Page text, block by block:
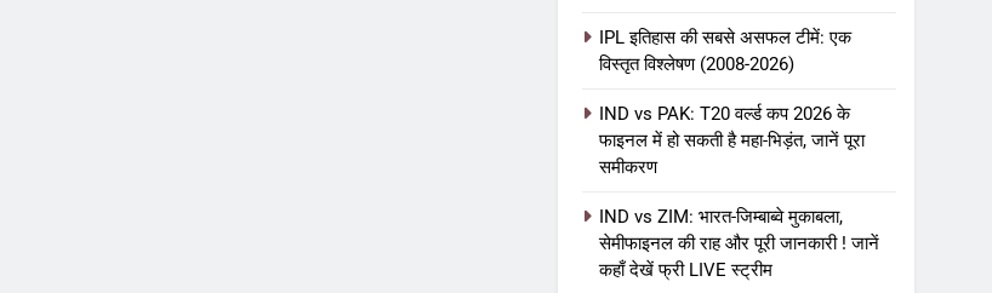
IPL इतिहास की सबसे असफल टीमें: एक
विस्तृत विश्लेषण (2008-2026)
IND vs PAK: T20 वर्ल्ड कप 2026 के
फाइनल में हो सकती है महा-भिड़ंत, जानें पूरा
समीकरण
IND vs ZIM: भारत-जिम्बाब्वे मुकाबला,
सेमीफाइनल की राह और पूरी जानकारी ! जानें
कहाँ देखें फ्री LIVE स्ट्रीम
IPL Net Worth 2026: 18.5 अरब
डॉलर के क्रिकेट साम्राज्य का पूरा
विश्लेषण
आईपीएल 2026
IPL टीम के मालिक: फ्रेंचाइजी के पीछे
की असली ताकत